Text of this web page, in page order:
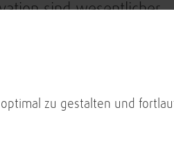
zu gestalten und
sind wesentlicher
aus Informatik und
dich auf